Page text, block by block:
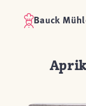
Bauck